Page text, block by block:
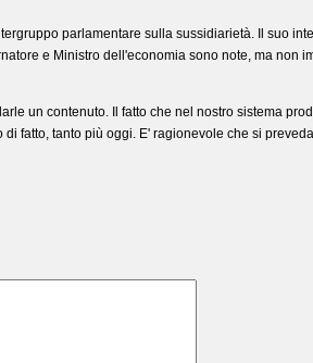
parlamentare sulla sussidiarietà. Il suo
e Ministro dell'economia sono note, ma non
un contenuto. Il fatto che nel nostro sistema
fatto, tanto più oggi. E' ragionevole che si